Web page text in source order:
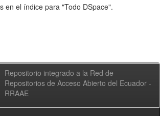
en el índice para "Todo DSpace".
Repositorio integrado a la Red de
Repositorios de Acceso Abierto del Ecuador -
RRAAE